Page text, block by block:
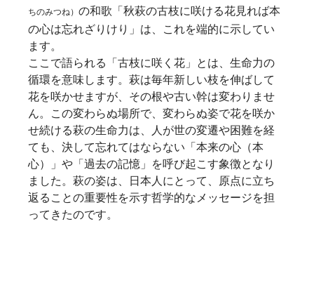
ちのみつね）の和歌「秋萩の古枝に咲ける花見れば本
の心は忘れざりけり」は、これを端的に示してい
ます。
ここで語られる「古枝に咲く花」とは、生命力の
循環を意味します。萩は毎年新しい枝を伸ばして
花を咲かせますが、その根や古い幹は変わりませ
ん。この変わらぬ場所で、変わらぬ姿で花を咲か
せ続ける萩の生命力は、人が世の変遷や困難を経
ても、決して忘れてはならない「本来の心（本
心）」や「過去の記憶」を呼び起こす象徴となり
ました。萩の姿は、日本人にとって、原点に立ち
返ることの重要性を示す哲学的なメッセージを担
ってきたのです。